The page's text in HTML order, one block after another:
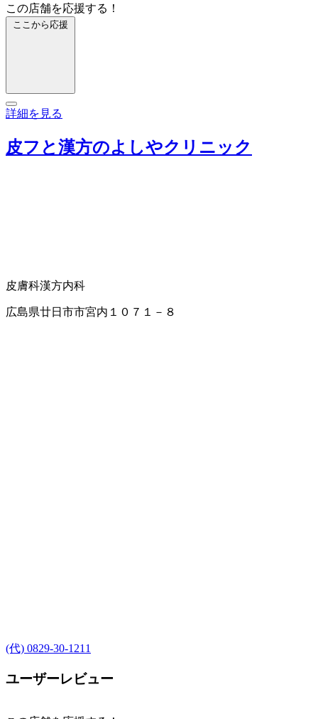
この店舗を応援する！
ここから応援
詳細を見る
皮フと漢方のよしやクリニック
皮膚科漢方内科
広島県廿日市市宮内１０７１－８
(代) 0829-30-1211
ユーザーレビュー